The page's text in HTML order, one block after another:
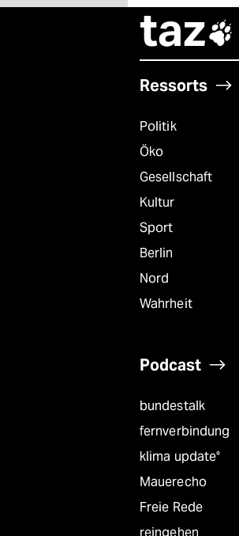
taz
Ressorts
Politik
Öko
Gesellschaft
Kultur
Sport
Berlin
Nord
Wahrheit
Podcast
bundestalk
fernverbindung
klima update°
Mauerecho
Freie Rede
reingehen